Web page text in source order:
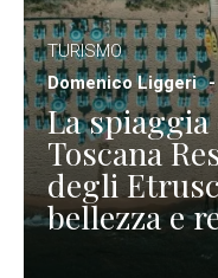
TURISMO
Domenico Liggeri
La
Toscana
degli
bellezza e